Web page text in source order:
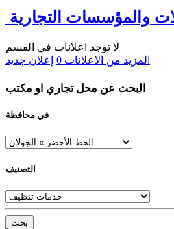
والمؤسسات التجارية
لا توجد اعلانات في القسم
المزيد من الاعلانات 0 إعلان جديد
البحث عن محل تجاري او مكتب
في محافظة
التصنيف
بحث